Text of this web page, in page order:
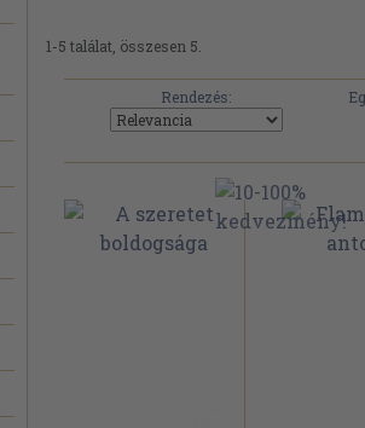
1-5 találat, összesen 5.
Rendezés: